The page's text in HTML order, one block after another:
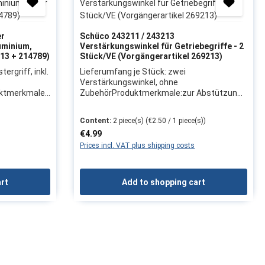
+ 214789)
inkl.
auf
Schüco 243211 / 243213
Verstärkungswinkel für Getriebegriffe - 2
Stück/VE (Vorgängerartikel 269213)
Lieferumfang je Stück: zwei
Verstärkungswinkel, ohne
ZubehörProduktmerkmale:zur Abstützung
26950926951026951226951326951426951
6Herstellerangaben:Firma:
SchücoHerstellerartikel: 243211 / 243213
269213Hinweis: Wir empfehlen, das
Austauschen von Beschlagteilen sowie das
Justieren des Fensters/der Tür durch eine
Fachkraft vornehmen zu lassen
Content:2 piece(s) (€2.50 / 1 piece(s))
Regular price:
€4.99
Prices incl. VAT plus shipping costs
Add to shopping cart